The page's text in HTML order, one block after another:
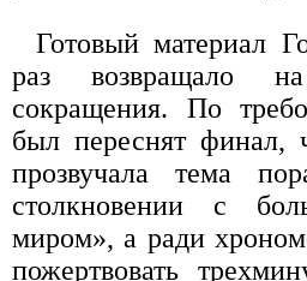
Готовый материал
раз возвращало
сокращения. По
был переснят финал,
прозвучала тема
столкновении с
миром», а ради
пожертвовать